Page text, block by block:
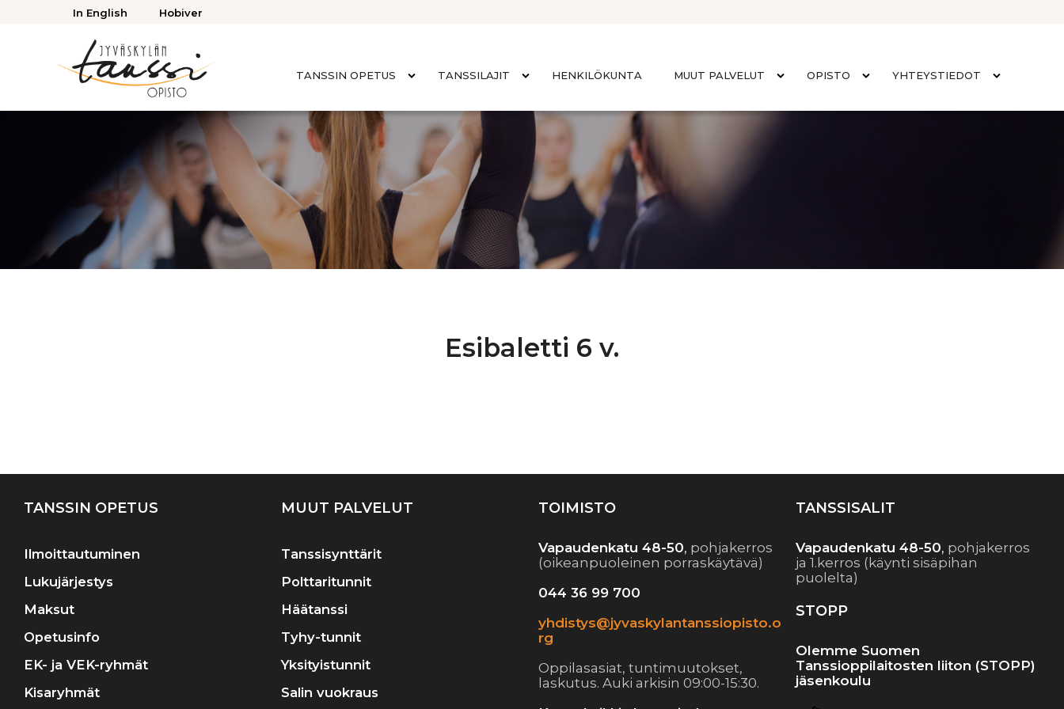
In English Hobiver
Jyväskylän
TANSSIN OPETUS TANSSILAJIT HENKILÖKUNTA MUUT PALVELUT OPISTO YHTEYSTIEDOT
Esibaletti 6 v.
TANSSIN OPETUS
Ilmoittautuminen
Lukujärjestys
Maksut
Opetusinfo
EK- ja VEK-ryhmät
Kisaryhmät
MUUT PALVELUT
Tanssisynttärit
Polttaritunnit
Häätanssi
Tyhy-tunnit
Yksityistunnit
Salin vuokraus
TOIMISTO
Vapaudenkatu 48-50, pohjakerros
(oikeanpuoleinen porraskäytävä)
044 36 99 700
yhdistys@jyvaskylantanssiopisto.o
rg
Oppilasasiat, tuntimuutokset,
laskutus. Auki arkisin 09:00-15:30.
TANSSISALIT
Vapaudenkatu 48-50, pohjakerros
ja 1.kerros (käynti sisäpihan
puolelta)
STOPP
Olemme Suomen
Tanssioppilaitosten liiton (STOPP)
jäsenkoulu